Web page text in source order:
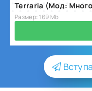
Размер: 169 Mb